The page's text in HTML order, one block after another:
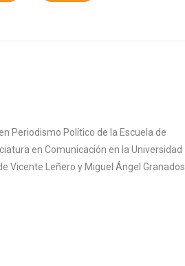
Periodismo Político de la Escuela de
en Comunicación en la Universidad
Vicente Leñero y Miguel Ángel Granados